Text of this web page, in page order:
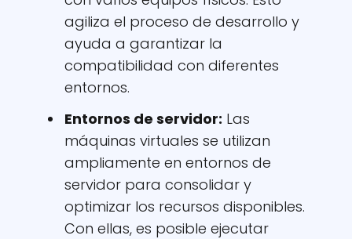
agiliza el proceso de desarrollo y
ayuda a garantizar la
compatibilidad con diferentes
entornos.
Entornos de servidor: Las
máquinas virtuales se utilizan
ampliamente en entornos de
servidor para consolidar y
optimizar los recursos disponibles.
Con ellas, es posible ejecutar